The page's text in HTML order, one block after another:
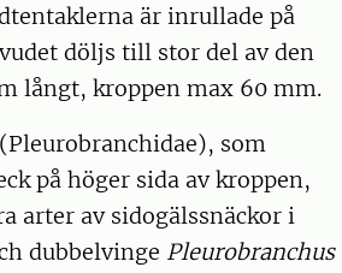
är inrullade på
döljs till stor del av den
långt, kroppen max 60 mm.
som
på höger sida av kroppen,
arter av sidogälssnäckor i
dubbelvinge Pleurobranchus